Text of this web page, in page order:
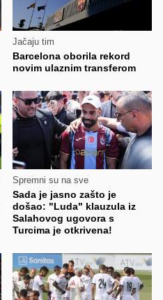
Jačaju tim
Barcelona oborila rekord
novim ulaznim transferom
Spremni su na sve
Sada je jasno zašto je
došao: "Luda" klauzula iz
Salahovog ugovora s
Turcima je otkrivena!